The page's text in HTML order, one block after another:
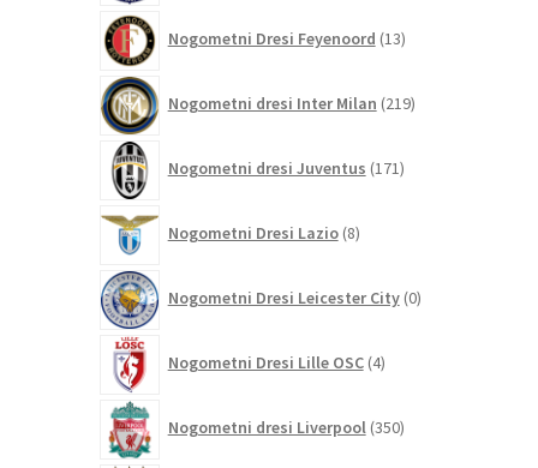
Nogometni Dresi Feyenoord 13izdelkov
Nogometni dresi Inter Milan 219izdelkov
Nogometni dresi Juventus 171izdelkov
Nogometni Dresi Lazio 8izdelkov
Nogometni Dresi Leicester City 0izdelkov
Nogometni Dresi Lille OSC 4izdelki
Nogometni dresi Liverpool 350izdelkov